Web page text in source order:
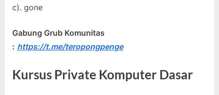
c). gone
Gabung Grub Komunitas
: https://t.me/teropongpenge
Kursus Private Komputer Dasar